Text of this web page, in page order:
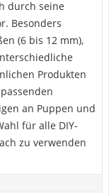
durch seine
Besonders
(6 bis 12 mm),
Produkten
an Puppen und
für alle DIY-
zu verwenden